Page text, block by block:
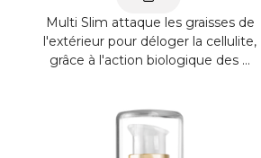
Multi Slim attaque les graisses de
l'extérieur pour déloger la cellulite,
grâce à l'action biologique des ...